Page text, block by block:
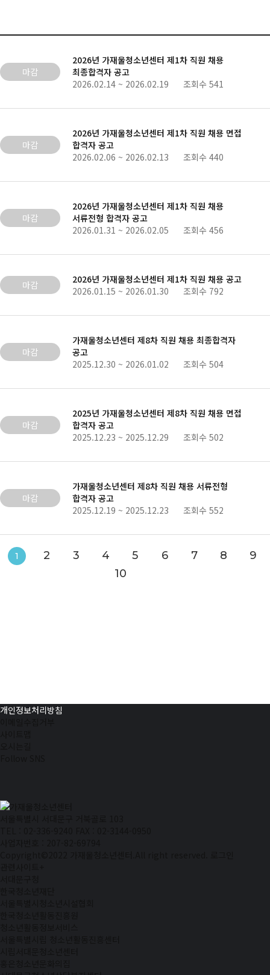
마감
2026년 가재울청소년센터 제1차 직원 채용
최종합격자 공고
2026.02.14 ~ 2026.02.19 조회수 541
마감
2026년 가재울청소년센터 제1차 직원 채용 면접
합격자 공고
2026.02.06 ~ 2026.02.13 조회수 440
마감
2026년 가재울청소년센터 제1차 직원 채용
서류전형 합격자 공고
2026.01.31 ~ 2026.02.05 조회수 456
마감
2026년 가재울청소년센터 제1차 직원 채용 공고
2026.01.15 ~ 2026.01.30 조회수 792
마감
가재울청소년센터 제8차 직원 채용 최종합격자
공고
2025.12.30 ~ 2026.01.02 조회수 504
마감
2025년 가재울청소년센터 제8차 직원 채용 면접
합격자 공고
2025.12.23 ~ 2025.12.29 조회수 502
마감
가재울청소년센터 제8차 직원 채용 서류전형
합격자 공고
2025.12.19 ~ 2025.12.23 조회수 552
1 2 3 4 5 6 7 8
9
10
개인정보처리방침